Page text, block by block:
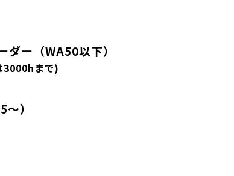
ー（WA50以下）
3000hまで)
）